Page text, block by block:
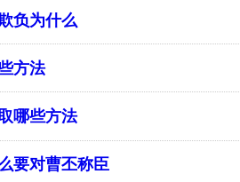
负为什么
方法
哪些方法
要对曹丕称臣